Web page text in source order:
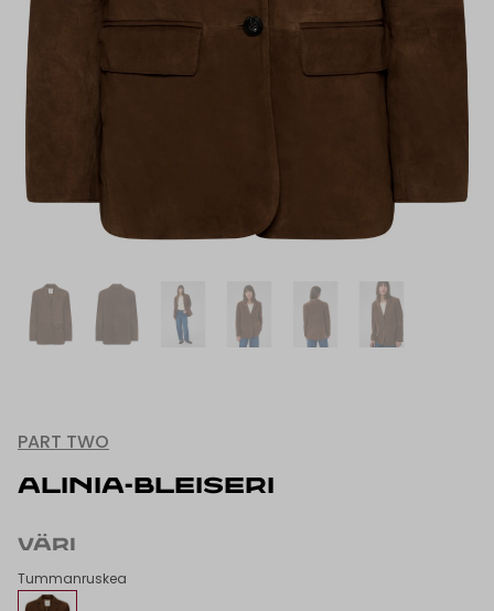
PART TWO
ALINIA-BLEISERI
VÄRI
Tummanruskea